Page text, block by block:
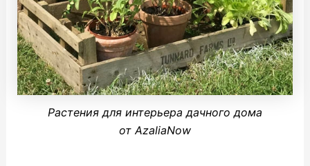
Растения для интерьера дачного дома
от AzaliaNow